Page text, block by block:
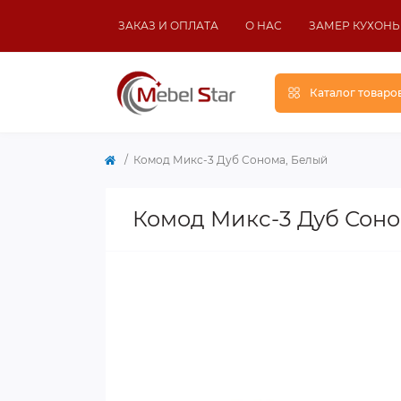
ЗАКАЗ И ОПЛАТА О НАС ЗАМЕР КУХОНЬ
Каталог
Комод Микс-3 Дуб Сонома, Белый
Комод Микс-3 Дуб